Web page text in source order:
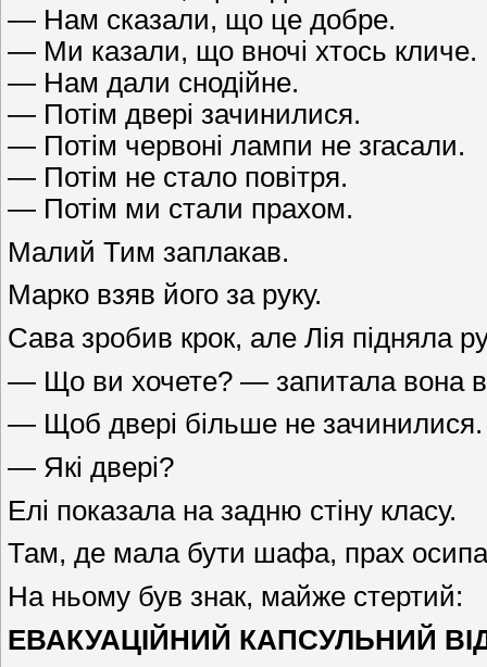
— Нам сказали, що це добре.
— Ми казали, що вночі хтось кличе.
— Нам дали снодійне.
— Потім двері зачинилися.
— Потім червоні лампи не згасали.
— Потім не стало повітря.
— Потім ми стали прахом.
Малий Тим заплакав.
Марко взяв його за руку.
Сава зробив крок, але Лія підняла
— Що ви хочете? — запитала вона в
— Щоб двері більше не зачинилися.
— Які двері?
Елі показала на задню стіну класу.
Там, де мала бути шафа, прах
На ньому був знак, майже стертий:
ЕВАКУАЦІЙНИЙ КАПСУЛЬНИЙ